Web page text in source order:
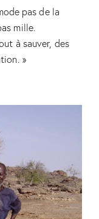
pas de la
mille.
à sauver, des
»